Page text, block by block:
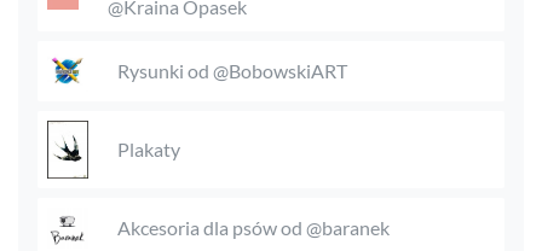
@Kraina Opasek
Rysunki od @BobowskiART
Plakaty
Akcesoria dla psów od @baranek